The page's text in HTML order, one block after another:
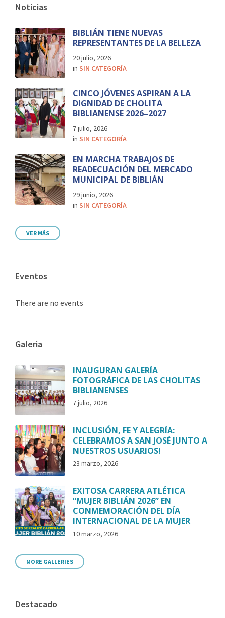
Noticias
BIBLIÁN TIENE NUEVAS
REPRESENTANTES DE LA BELLEZA
20 julio, 2026
in SIN CATEGORÍA
CINCO JÓVENES ASPIRAN A LA
DIGNIDAD DE CHOLITA
BIBLIANENSE 2026–2027
7 julio, 2026
in SIN CATEGORÍA
EN MARCHA TRABAJOS DE
READECUACIÓN DEL MERCADO
MUNICIPAL DE BIBLIÁN
29 junio, 2026
in SIN CATEGORÍA
VER MÁS
Eventos
There are no events
Galeria
INAUGURAN GALERÍA
FOTOGRÁFICA DE LAS CHOLITAS
BIBLIANENSES
7 julio, 2026
INCLUSIÓN, FE Y ALEGRÍA:
CELEBRAMOS A SAN JOSÉ JUNTO A
NUESTROS USUARIOS!
23 marzo, 2026
EXITOSA CARRERA ATLÉTICA
“MUJER BIBLIÁN 2026” EN
CONMEMORACIÓN DEL DÍA
INTERNACIONAL DE LA MUJER
10 marzo, 2026
MORE GALLERIES
Destacado